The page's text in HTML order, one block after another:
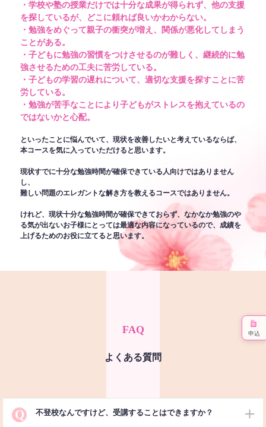
・学校や塾の授業だけでは十分な成果が得られず、他の支援
を探しているが、どこに頼れば良いかわからない。
・勉強をめぐって親子の衝突が増え、関係が悪化してしまう
ことがある。
・子どもに勉強の習慣をつけさせるのが難しく、継続的に勉
強させるための工夫に苦労している。
・子どもの学習の遅れについて、適切な支援を探すことに苦
労している。
・勉強が苦手なことにより子どもがストレスを抱えているの
ではないかと心配。
といったことに悩んでいて、現状を改善したいと考えているならば、
本コースを気に入っていただけると思います。
現状すでに十分な勉強時間が確保できている人向けではありません
し、
難しい問題のエレガントな解き方を教えるコースではありません。
けれど、現状十分な勉強時間が確保できておらず、なかなか勉強のや
る気が出ないお子様にとっては最適な内容になっているので、成績を
上げるためのお役に立てると思います。
FAQ
よくある質問
Q 不登校なんですけど、受講することはできますか？
申込